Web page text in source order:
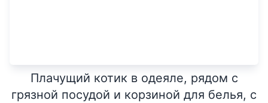
Плачущий котик в одеяле, рядом с
грязной посудой и корзиной для белья, с